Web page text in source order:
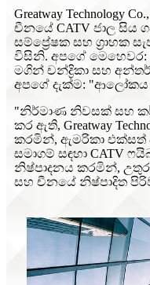
Greatway Technology
චීනයේ CATV ජාල
සම්ප්‍රේෂක සහ ග්‍රාහක
විසිනි. අපගේ
මගින් චන්ද්‍රිකා සහ
අපගේ දැක්ම:
"නිර්මාණ නිවසක් සහ
කර ඇති, Greatway
කරමින්, ඇමරිකා එක්සත්
සමාගම් සඳහා CATV
නිෂ්පාදනය කරමින්,
සහ චීනයේ නිෂ්පාදිත